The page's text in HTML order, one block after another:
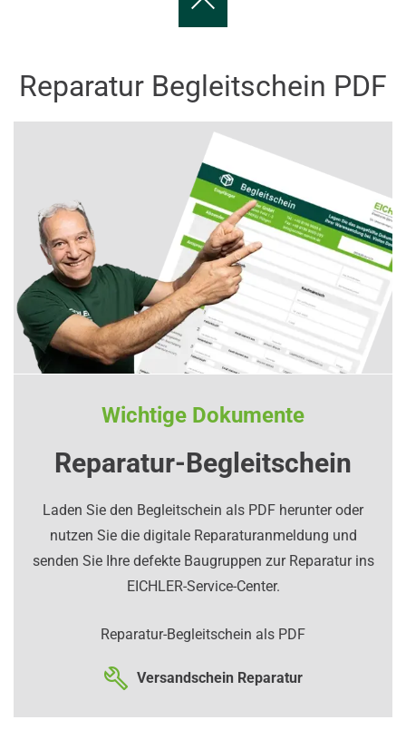
Reparatur Begleitschein PDF
Wichtige Dokumente
Reparatur-Begleitschein
Laden Sie den Begleitschein als PDF herunter oder
nutzen Sie die digitale Reparaturanmeldung und
senden Sie Ihre defekte Baugruppen zur Reparatur ins
EICHLER-Service-Center.
Reparatur-Begleitschein als PDF
Versandschein Reparatur